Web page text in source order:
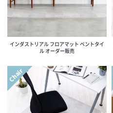
インダストリアル フロアマット ベントタイ
ル オーダー販売
Chair